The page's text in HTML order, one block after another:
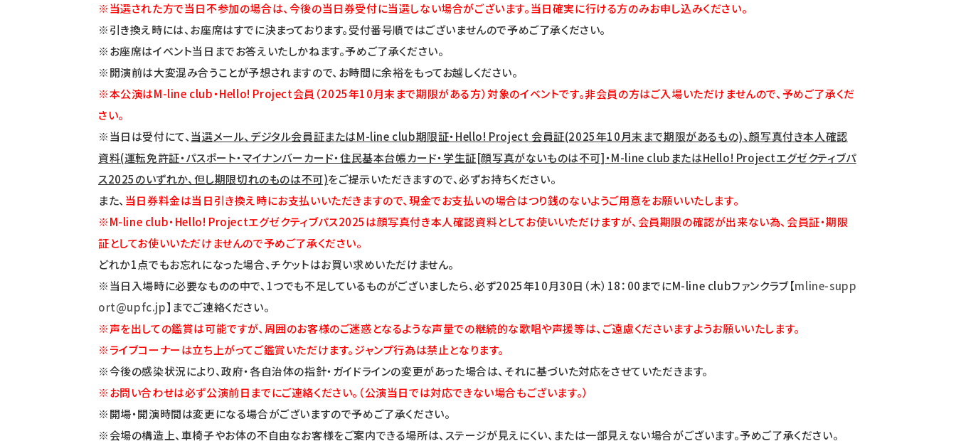
※当選された方で当日不参加の場合は、今後の当日券受付に当選しない場合がございます。当日確実に行ける方のみお申し込みください。
※引き換え時には、お座席はすでに決まっております。受付番号順ではございませんので予めご了承ください。
※お座席はイベント当日までお答えいたしかねます。予めご了承ください。
※開演前は大変混み合うことが予想されますので、お時間に余裕をもってお越しください。
※本公演はM-line club・Hello! Project会員（2025年10月末まで期限がある方）対象のイベントです。非会員の方はご入場いただけませんので、予めご了承くだ
さい。
※当日は受付にて、当選メール、デジタル会員証またはM-line club期限証・Hello! Project 会員証(2025年10月末まで期限があるもの)、顔写真付き本人確認
資料(運転免許証・パスポート・マイナンバーカード・住民基本台帳カード・学生証[顔写真がないものは不可]・M-line clubまたはHello! Projectエグゼクティブパ
ス2025のいずれか、但し期限切れのものは不可)をご提示いただきますので、必ずお持ちください。
また、 当日券料金は当日引き換え時にお支払いいただきますので、現金でお支払いの場合はつり銭のないようご用意をお願いいたします。
※M-line club・Hello! Projectエグゼクティブパス2025は顔写真付き本人確認資料としてお使いいただけますが、会員期限の確認が出来ない為、会員証・期限
証としてお使いいただけませんので予めご了承ください。
どれか1点でもお忘れになった場合、チケットはお買い求めいただけません。
※当日入場時に必要なものの中で、1つでも不足しているものがございましたら、必ず2025年10月30日（木）18：00までにM-line clubファンクラブ【mline-supp
ort@upfc.jp】までご連絡ください。
※声を出しての鑑賞は可能ですが、周囲のお客様のご迷惑となるような声量での継続的な歌唱や声援等は、ご遠慮くださいますようお願いいたします。
※ライブコーナーは立ち上がってご鑑賞いただけます。ジャンプ行為は禁止となります。
※今後の感染状況により、政府・各自治体の指針・ガイドラインの変更があった場合は、それに基づいた対応をさせていただきます。
※お問い合わせは必ず公演前日までにご連絡ください。（公演当日では対応できない場合もございます。）
※開場・開演時間は変更になる場合がございますので予めご了承ください。
※会場の構造上、車椅子やお体の不自由なお客様をご案内できる場所は、ステージが見えにくい、または一部見えない場合がございます。予めご了承ください。